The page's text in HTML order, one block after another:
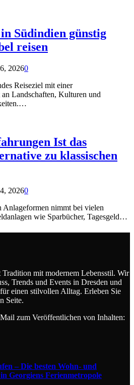
Südindien günstig
reisen
20260
Reiseziel mit einer
Landschaften, Kulturen und
Ist das
zu klassischen
20260
Anlageformen nimmt bei vielen
wie Sparbücher, Tagesgeld…
mit modernem Lebensstil. Wir
Trends und Events in Dresden und
einen stilvollen Alltag. Erleben Sie
Seite.
zum Veröffentlichen von Inhalten:
– Die besten Wohn- und
Georgiens Ferienmetropole